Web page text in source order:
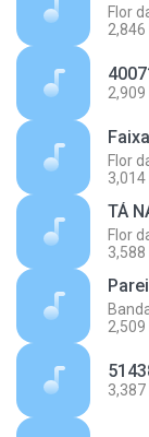
Flor
2,846
2,909
Flor
3,014
TÁ
Flor
3,588
Parei
2,509
3,387